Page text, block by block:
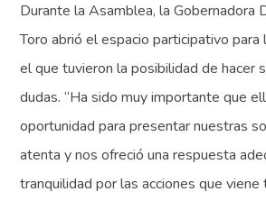
Durante la Asamblea, la Gobernadora
Toro abrió el espacio participativo
el que tuvieron la posibilidad de hacer
dudas. “Ha sido muy importante que
oportunidad para presentar nuestras
atenta y nos ofreció una respuesta
tranquilidad por las acciones que viene